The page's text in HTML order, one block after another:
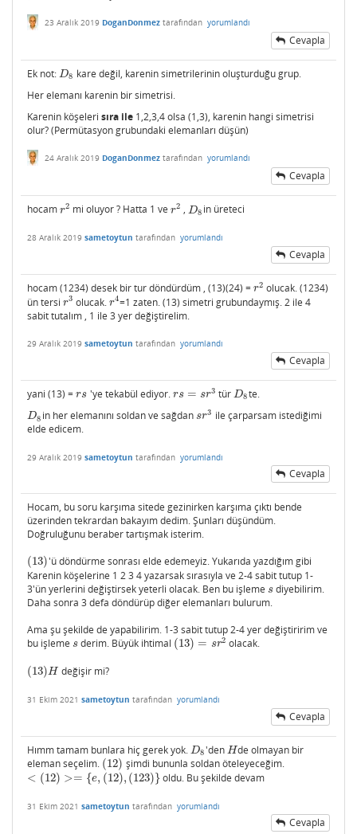
23 Aralık 2019 DoganDonmez tarafından yorumlandı
Cevapla
Ek not: D8
D8 kare değil, karenin simetrilerinin oluşturduğu grup.
Her elemanı karenin bir simetrisi.
Karenin köşeleri sıra ile 1,2,3,4 olsa (1,3), karenin hangi simetrisi
olur? (Permütasyon grubundaki elemanları düşün)
24 Aralık 2019 DoganDonmez tarafından yorumlandı
Cevapla
hocam r2
r2 mi oluyor ? Hatta 1 ve r2
r2 , D8
D8 in üreteci
28 Aralık 2019 sametoytun tarafından yorumlandı
Cevapla
hocam (1234) desek bir tur döndürdüm , (13)(24) = r2
r2 olucak. (1234)
ün tersi r3
r3 olucak. r4
r4=1 zaten. (13) simetri grubundaymış. 2 ile 4
sabit tutalım , 1 ile 3 yer değiştirelim.
29 Aralık 2019 sametoytun tarafından yorumlandı
Cevapla
yani (13) = rs
rs 'ye tekabül ediyor. rs = sr3
rs= sr3 tür D8
D8te.
D8
D8 in her elemanını soldan ve sağdansr3
sr3 ile çarparsam istediğimi
elde edicem.
29 Aralık 2019 sametoytun tarafından yorumlandı
Cevapla
Hocam, bu soru karşıma sitede gezinirken karşıma çıktı bende
üzerinden tekrardan bakayım dedim. Şunları düşündüm.
Doğruluğunu beraber tartışmak isterim.
(13)
(13) 'ü döndürme sonrası elde edemeyiz. Yukarıda yazdığım gibi
Karenin köşelerine 1 2 3 4 yazarsak sırasıyla ve 2-4 sabit tutup 1-
3'ün yerlerini değiştirsek yeterli olacak. Ben bu işleme s
s diyebilirim.
Daha sonra 3 defa döndürüp diğer elemanları bulurum.
Ama şu şekilde de yapabilirim. 1-3 sabit tutup 2-4 yer değiştiririm ve
bu işleme s
s derim. Büyük ihtimal (13) = sr2
(13)= sr2 olacak.
(13)H
(13)H değişir mi?
31 Ekim 2021 sametoytun tarafından yorumlandı
Cevapla
Hımm tamam bunlara hiç gerek yok. D8
D8'denH
H de olmayan bir
eleman seçelim. (12)
(12) şimdi bununla soldan öteleyeceğim.
< (12) >= {e, (12), (123)}
<( 12)>= {e,(12),(123)} oldu. Bu şekilde devam
31 Ekim 2021 sametoytun tarafından yorumlandı
Cevapla